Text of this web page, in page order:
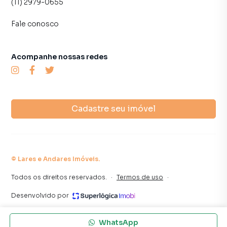
WhatsApp
(11) 2979-0655
Fale conosco
Cadastre seu imóvel
Acompanhe nossas redes
© Lares e Andares Imóveis.
Todos os direitos reservados. · Termos de uso ·
Desenvolvido por